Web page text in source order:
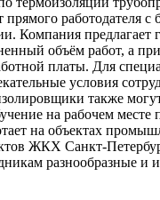
работодателя с
Компания предлагает
объём работ, а
платы. Для
условия
также
на рабочем
на объектах
ЖКХ Санкт-
разнообразные и